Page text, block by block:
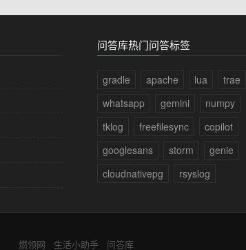
问答库热门问答标签
gradle apache lua
trae
whatsapp
gemini
numpy
tklog
freefilesync
copilot
googlesans
storm
genie
cloudnativepg
rsyslog
燃领网 生活小助手 问答库